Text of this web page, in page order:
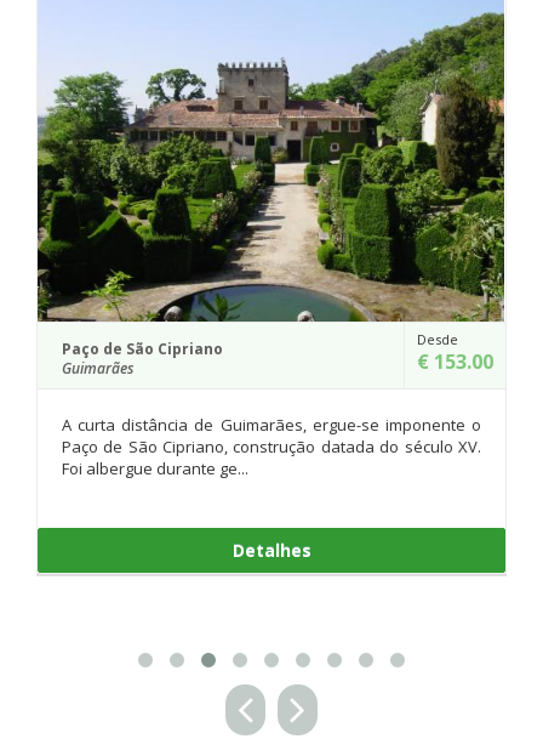
Desde
€ 153.00
ergue-se imponente o
datada do século XV.
Quinta de Cima de Eiriz